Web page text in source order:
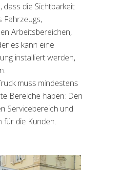
dass die Sichtbarkeit
Fahrzeugs,
Arbeitsbereichen,
es kann eine
installiert werden,
muss mindestens
Bereiche haben: Den
Servicebereich und
für die Kunden.